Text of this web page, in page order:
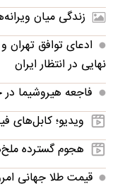
زندگی میان
ادعای توافق تهران
نهایی در انتظار ایران
فاجعه هیروشیما
ویدیو؛ کابل‌های
هجوم گسترده
قیمت طلا جهانی امروز